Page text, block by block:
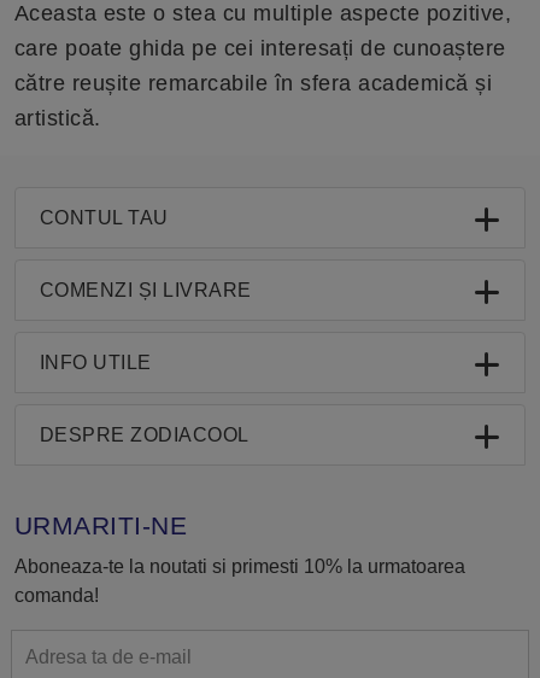
Aceasta este o stea cu multiple aspecte pozitive,
care poate ghida pe cei interesați de cunoaștere
către reușite remarcabile în sfera academică și
artistică.
CONTUL TAU
COMENZI ȘI LIVRARE
INFO UTILE
DESPRE ZODIACOOL
URMARITI-NE
Aboneaza-te la noutati si primesti 10% la urmatoarea
comanda!